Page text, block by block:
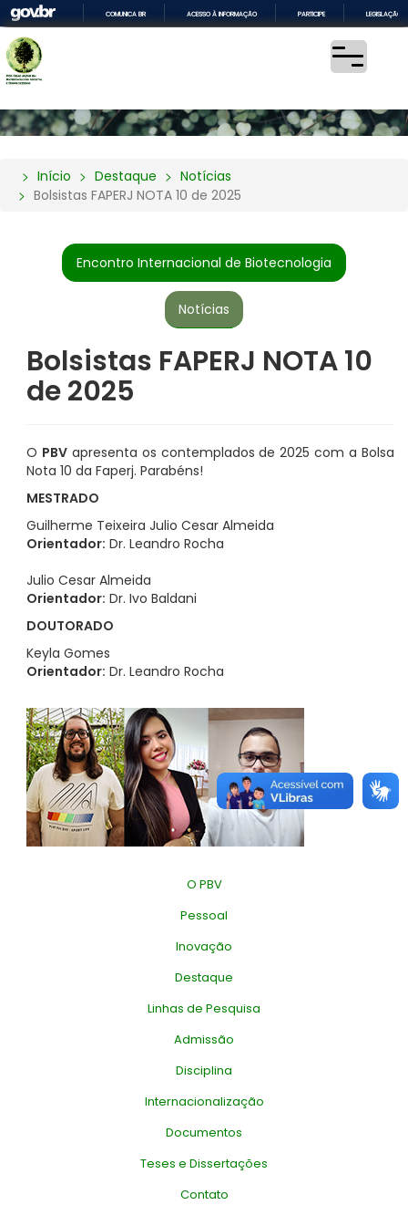
COMUNICA BR ACESSO À INFORMAÇÃO PARTICIPE LEGISLAÇÃO
Início Destaque
Notícias
Bolsistas FAPERJ NOTA 10 de 2025
Encontro Internacional de Biotecnologia
Notícias
Bolsistas FAPERJ NOTA 10
de 2025
O PBVapresenta os contemplados de 2025 com a Bolsa
Nota 10 da Faperj. Parabéns!
MESTRADO
Guilherme Teixeira Julio Cesar Almeida
Orientador: Dr. Leandro Rocha
Julio Cesar Almeida
Orientador: Dr. Ivo Baldani
DOUTORADO
Keyla Gomes
Orientador: Dr. Leandro Rocha
O PBV
Pessoal
Inovação
Destaque
Linhas de Pesquisa
Admissão
Disciplina
Internacionalização
Documentos
Teses e Dissertações
Contato